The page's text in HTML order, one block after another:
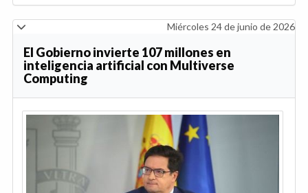
Miércoles 24 de junio de 2026
El Gobierno invierte 107 millones en
inteligencia artificial con Multiverse
Computing